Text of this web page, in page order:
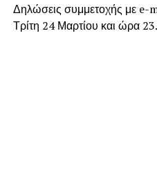
Δηλώσεις συμμετοχής με
Τρίτη 24 Μαρτίου και ώρα